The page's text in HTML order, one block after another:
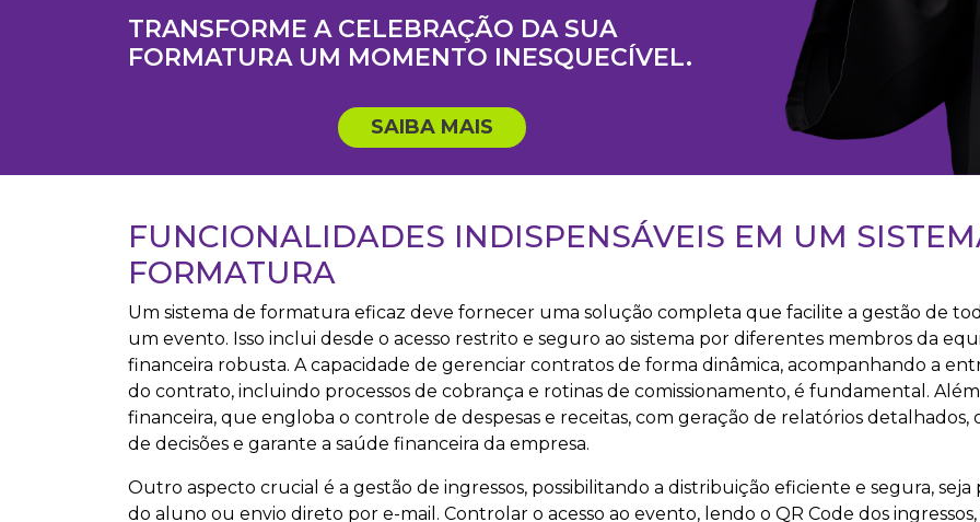
TRANSFORME A CELEBRAÇÃO DA SUA
FORMATURA UM MOMENTO INESQUECÍVEL.
SAIBA MAIS
FUNCIONALIDADES INDISPENSÁVEIS EM UM
FORMATURA
Um sistema de formatura eficaz deve fornecer uma solução completa que facilite a gestão de
um evento. Isso inclui desde o acesso restrito e seguro ao sistema por diferentes membros da
financeira robusta. A capacidade de gerenciar contratos de forma dinâmica, acompanhando a
do contrato, incluindo processos de cobrança e rotinas de comissionamento, é fundamental. Além
financeira, que engloba o controle de despesas e receitas, com geração de relatórios detalhados,
de decisões e garante a saúde financeira da empresa.
Outro aspecto crucial é a gestão de ingressos, possibilitando a distribuição eficiente e segura, seja
do aluno ou envio direto por e-mail. Controlar o acesso ao evento, lendo o QR Code dos